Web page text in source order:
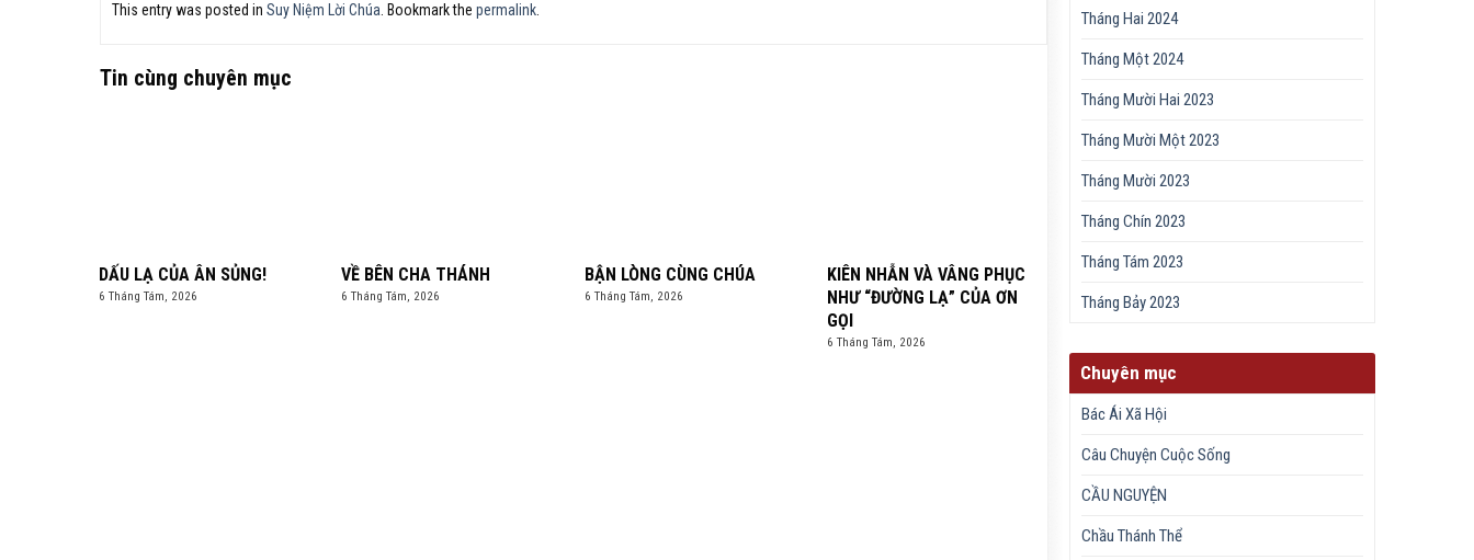
This entry was posted in Suy Niệm Lời Chúa. Bookmark the permalink.
Tin cùng chuyên mục
DẤU LẠ CỦA ÂN SỦNG!
6 Tháng Tám, 2026
VỀ BÊN CHA THÁNH
6 Tháng Tám, 2026
BẬN LÒNG CÙNG CHÚA
6 Tháng Tám, 2026
KIÊN NHẪN VÀ VÂNG PHỤC
NHƯ “ĐƯỜNG LẠ” CỦA ƠN
GỌI
6 Tháng Tám, 2026
Tháng Hai 2024
Tháng Một 2024
Tháng Mười Hai 2023
Tháng Mười Một 2023
Tháng Mười 2023
Tháng Chín 2023
Tháng Tám 2023
Tháng Bảy 2023
Chuyên mục
Bác Ái Xã Hội
Câu Chuyện Cuộc Sống
CẦU NGUYỆN
Chầu Thánh Thể